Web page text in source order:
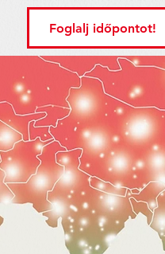
Foglalj időpontot!